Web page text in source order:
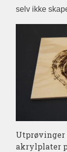
selv ikke
Utprøvinger
akrylplater